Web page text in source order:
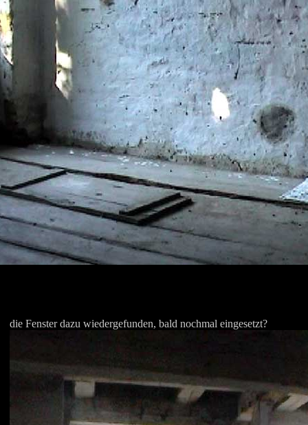
die Fenster dazu wiedergefunden, bald nochmal eingesetzt?